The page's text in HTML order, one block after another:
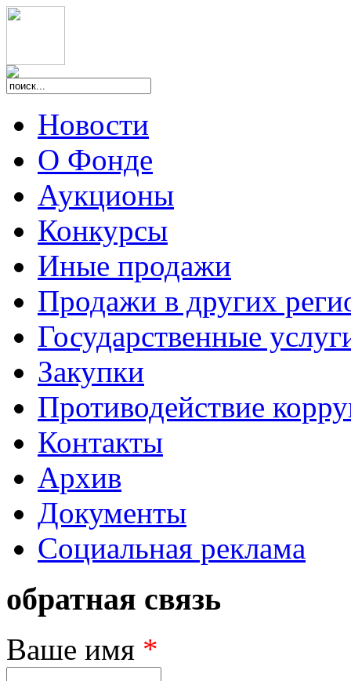
Новости
О Фонде
Аукционы
Конкурсы
Иные продажи
Продажи в других
Государственные
Закупки
Противодействие
Контакты
Архив
Документы
Социальная реклама
обратная связь
Ваше имя *